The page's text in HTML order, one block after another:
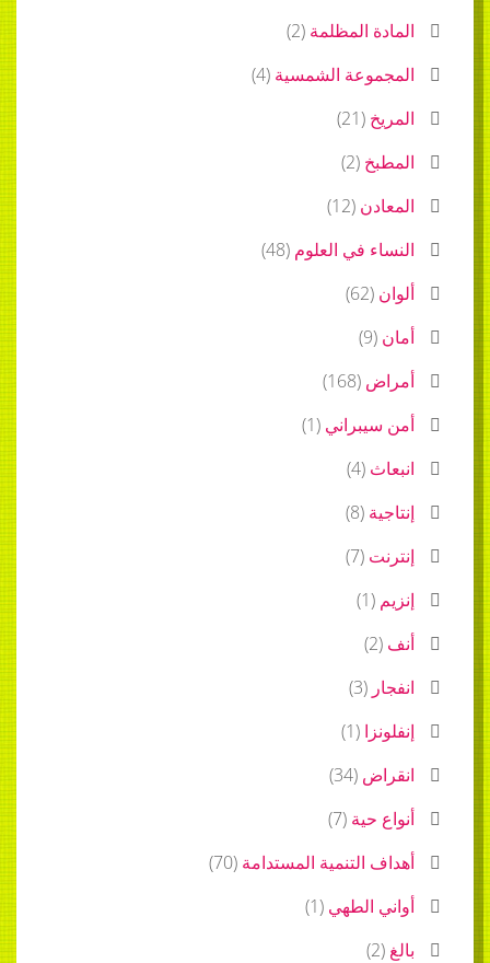
المادة المظلمة (
2
)
المجموعة الشمسية (
4
)
المريخ (
21
)
المطبخ (
2
)
المعادن (
12
)
النساء في العلوم (
48
)
ألوان (
62
)
أمان (
9
)
أمراض (
168
)
أمن سيبراني (
1
)
انبعاث (
4
)
إنتاجية (
8
)
إنترنت (
7
)
إنزيم (
1
)
أنف (
2
)
انفجار (
3
)
إنفلونزا (
1
)
انقراض (
34
)
أنواع حية (
7
)
أهداف التنمية المستدامة (
70
)
أواني الطهي (
1
)
بالغ (
2
)